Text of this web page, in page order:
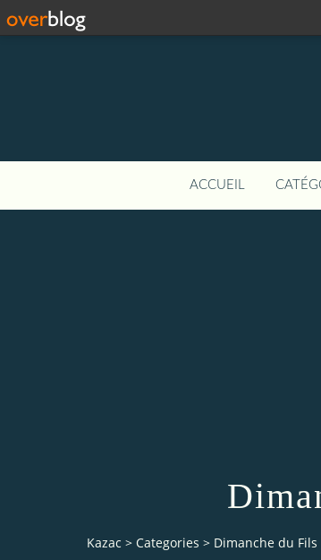
ACCUEIL
Kazac > Categories > Dimanche du Fils